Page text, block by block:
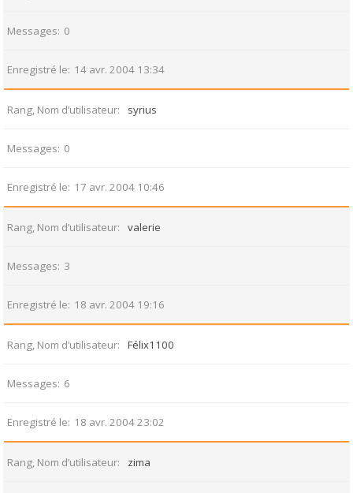
Messages 0
Enregistré le 14 avr. 2004 13:34
Rang, Nom d’utilisateur syrius
Messages 0
Enregistré le 17 avr. 2004 10:46
Rang, Nom d’utilisateur valerie
Messages 3
Enregistré le 18 avr. 2004 19:16
Rang, Nom d’utilisateur Félix1100
Messages 6
Enregistré le 18 avr. 2004 23:02
Rang, Nom d’utilisateur zima